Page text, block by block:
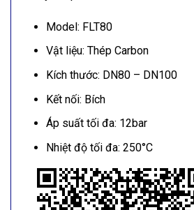
Model: FLT80
Vật liệu: Thép Carbon
Kích thước: DN80 – DN100
Kết nối: Bích
Áp suất tối đa: 12bar
Nhiệt độ tối đa: 250°C